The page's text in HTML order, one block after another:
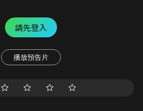
請先登入
播放預告片